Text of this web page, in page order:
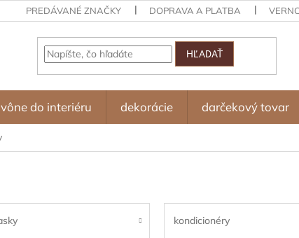
PREDÁVANÉ ZNAČKY DOPRAVA A PLATBA
HĽADAŤ
vône do interiéru dekorácie darčekový tovar
kondicionéry